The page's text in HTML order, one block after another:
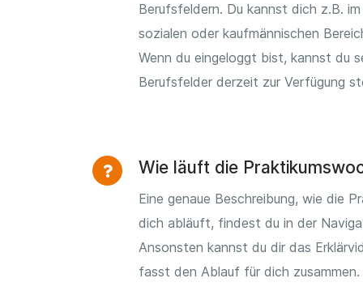
Berufsfeldern. Du kannst dich z.B.
sozialen oder kaufmännischen
Wenn du eingeloggt bist, kannst du
Berufsfelder derzeit zur Verfügung
Wie läuft die
Eine genaue Beschreibung, wie die
dich abläuft, findest du in der
Ansonsten kannst du dir das
fasst den Ablauf für dich zusammen.